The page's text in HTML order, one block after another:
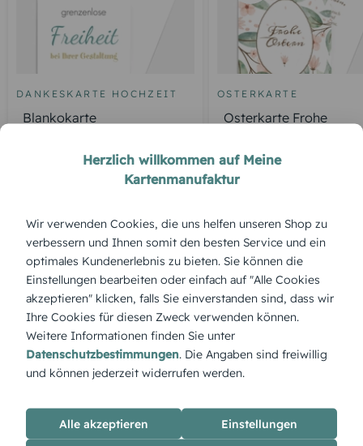
DANKESKARTE HOCHZEIT
Blankokarte
OSTERKARTE
Osterkarte Frohe
Produktbeschreibung
„Frohe Osterkarte“ – blühende Zweige, sanfte Pastelltöne
und das Gefühl von Aufbruch und Leichtigkeit zum
Frühlingserwachen.
Herzlich willkommen auf Meine
Kartenmanufaktur
Wir verwenden Cookies, die uns helfen unseren Shop zu
verbessern und Ihnen somit den besten Service und ein
optimales Kundenerlebnis zu bieten. Sie können die
Einstellungen bearbeiten oder einfach auf "Alle Cookies
akzeptieren" klicken, falls Sie einverstanden sind, dass wir
Ihre Cookies für diesen Zweck verwenden können.
Weitere Informationen finden Sie unter
Datenschutzbestimmungen. Die Angaben sind freiwillig
und können jederzeit widerrufen werden.
Alle akzeptieren Einstellungen